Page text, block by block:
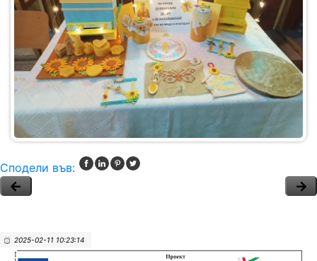
Сподели във:
2025-02-11 10:23:14